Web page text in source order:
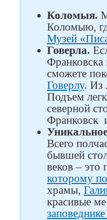
Коломыя.
Коломыю,
Музей
Говерла.
Франковска
сможете
Говерлу. Из
Подъем
северной
Франковск
Всего
бывшей
веков – это
которому
храмы,
красивые